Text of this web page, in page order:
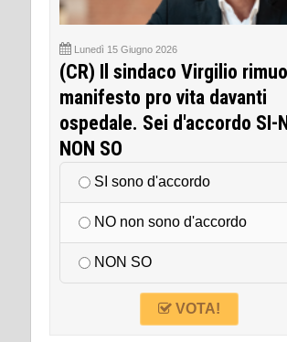
Lunedì 15 Giugno 2026
(CR) Il sindaco Virgilio
manifesto pro vita davanti
ospedale. Sei d'accordo SI-
NON SO
SI sono d'accordo
NO non sono d'accordo
NON SO
VOTA!